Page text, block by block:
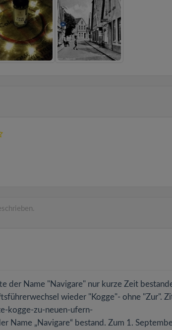
der Name "Navigare" nur kurze Zeit
wieder "Kogge"- ohne "Zur".
kogge-zu-neuen-ufern-
Name „Navigare“ bestand. Zum 1.